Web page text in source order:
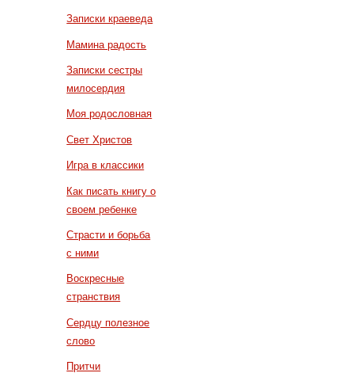
Записки краеведа
Мамина радость
Записки сестры
милосердия
Моя родословная
Свет Христов
Игра в классики
Как писать книгу о
своем ребенке
Страсти и борьба
с ними
Воскресные
странствия
Сердцу полезное
слово
Притчи